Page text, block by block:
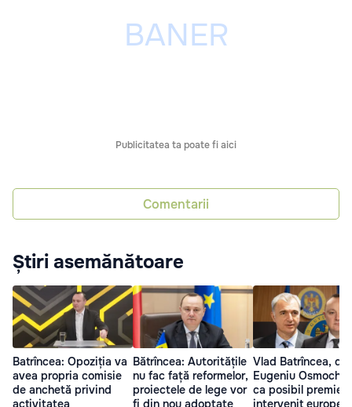
Publicitatea ta poate fi aici
Comentarii
Știri asemănătoare
Batrîncea: Opoziția va
avea propria comisie
de anchetă privind
Bătrîncea: Autoritățile
nu fac față reformelor,
proiectele de lege vor
Vlad Batrîncea,
Eugeniu
ca posibil premier: